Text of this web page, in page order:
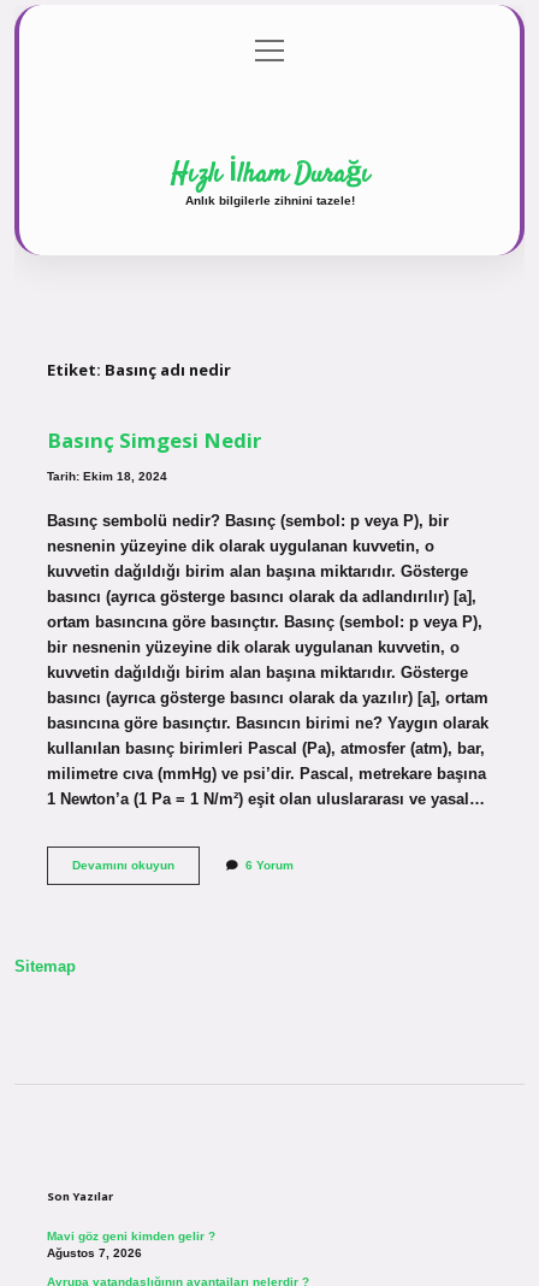
Gizlilik Politikası
menüyü
aç
Hızlı İlham Durağı
Anlık bilgilerle zihnini tazele!
Etiket: Basınç adı nedir
Basınç Simgesi Nedir
Tarih: Ekim 18, 2024
Basınç sembolü nedir? Basınç (sembol: p veya P), bir
nesnenin yüzeyine dik olarak uygulanan kuvvetin, o
kuvvetin dağıldığı birim alan başına miktarıdır. Gösterge
basıncı (ayrıca gösterge basıncı olarak da adlandırılır) [a],
ortam basıncına göre basınçtır. Basınç (sembol: p veya P),
bir nesnenin yüzeyine dik olarak uygulanan kuvvetin, o
kuvvetin dağıldığı birim alan başına miktarıdır. Gösterge
basıncı (ayrıca gösterge basıncı olarak da yazılır) [a], ortam
basıncına göre basınçtır. Basıncın birimi ne? Yaygın olarak
kullanılan basınç birimleri Pascal (Pa), atmosfer (atm), bar,
milimetre cıva (mmHg) ve psi’dir. Pascal, metrekare başına
1 Newton’a (1 Pa = 1 N/m²) eşit olan uluslararası ve yasal…
Devamını okuyunBasınç
6 Yorum
Sitemap
Son Yazılar
Mavi göz geni kimden gelir ?
Ağustos 7, 2026
Avrupa vatandaşlığının avantajları nelerdir ?